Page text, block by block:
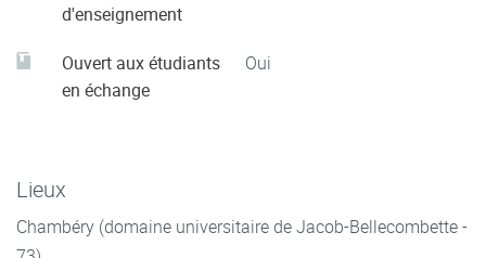
d'enseignement
Ouvert aux étudiants
en échange
Oui
Lieux
Chambéry (domaine universitaire de Jacob-Bellecombette -